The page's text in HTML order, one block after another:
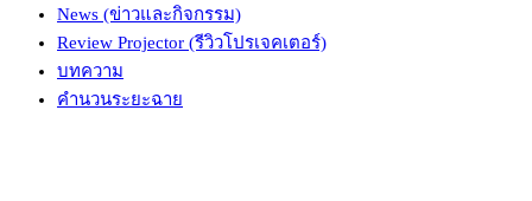
News (ข่าวและกิจกรรม)
Review Projector (รีวิวโปรเจคเตอร์)
บทความ
คำนวนระยะฉาย